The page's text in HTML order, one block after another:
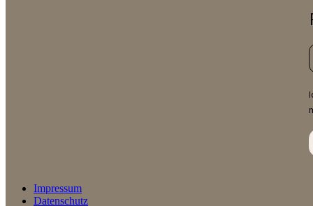
Impressum
Datenschutz